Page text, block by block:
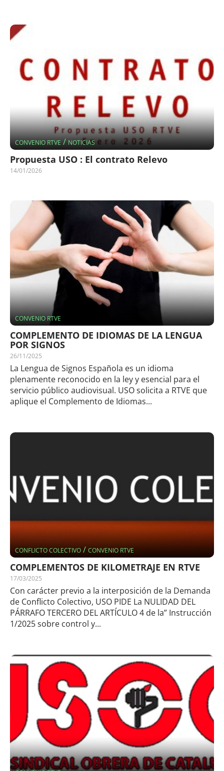
CONVENIO RTVE/NOTICIAS
Propuesta USO : El contrato Relevo
14/01/2026
CONVENIO RTVE
COMPLEMENTO DE IDIOMAS DE LA LENGUA
POR SIGNOS
26/11/2025
La Lengua de Signos Española es un idioma
plenamente reconocido en la ley y esencial para el
servicio público audiovisual. USO solicita a RTVE que
aplique el Complemento de Idiomas...
CONFLICTO COLECTIVO/CONVENIO RTVE
COMPLEMENTOS DE KILOMETRAJE EN RTVE
17/03/2025
Con carácter previo a la interposición de la Demanda
de Conflicto Colectivo, USO PIDE La NULIDAD DEL
PÁRRAFO TERCERO DEL ARTÍCULO 4 de la” Instrucción
1/2025 sobre control y...